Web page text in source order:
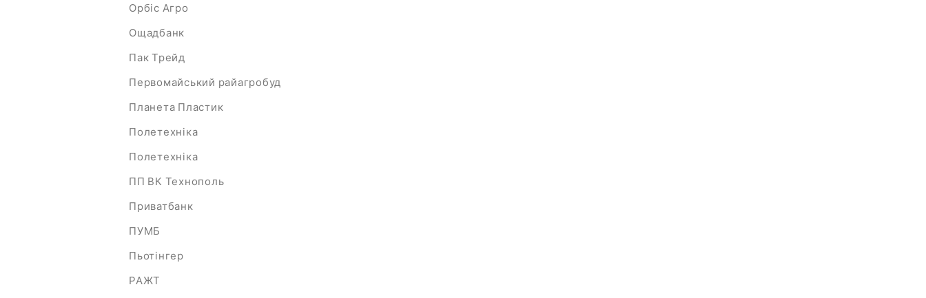
Орбіс Агро
Ощадбанк
Пак Трейд
Первомайський райагробуд
Планета Пластик
Полетехніка
Полетехніка
ПП ВК Технополь
Приватбанк
ПУМБ
Пьотінгер
РАЖТ